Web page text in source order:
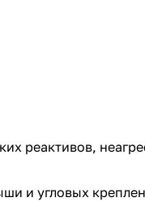
реактивов,
и угловых